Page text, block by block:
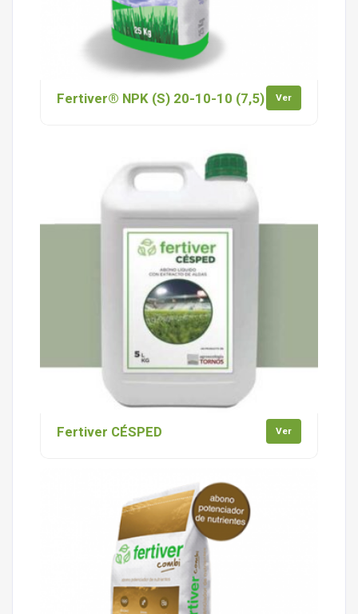
Fertiver® NPK (S) 20-10-10 (7,5) Ver
Fertiver CÉSPED Ver